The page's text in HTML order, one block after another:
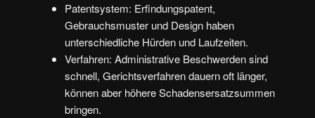
Patentsystem: Erfindungspatent,
Gebrauchsmuster und Design haben
unterschiedliche Hürden und Laufzeiten.
Verfahren: Administrative Beschwerden sind
schnell, Gerichtsverfahren dauern oft länger,
können aber höhere Schadensersatzsummen
bringen.